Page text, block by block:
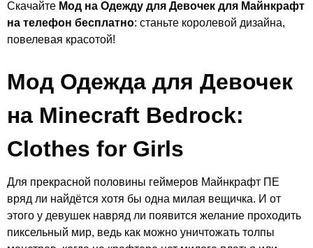
Скачайте Мод на Одежду для Девочек для Майнкрафт
на телефон бесплатно: станьте королевой дизайна,
повелевая красотой!
Мод Одежда для Девочек
на Minecraft Bedrock:
Clothes for Girls
Для прекрасной половины геймеров Майнкрафт ПЕ
вряд ли найдётся хотя бы одна милая вещичка. И от
этого у девушек навряд ли появится желание проходить
пиксельный мир, ведь как можно уничтожать толпы